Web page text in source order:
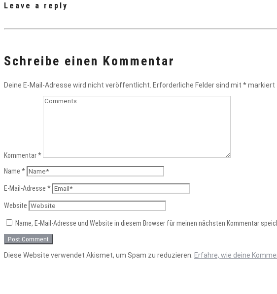
Leave a reply
Schreibe einen Kommentar
Deine E-Mail-Adresse wird nicht veröffentlicht. Erforderliche Felder sind mit *markiert
Kommentar*
Name *
E-Mail-Adresse *
Website
Name, E-Mail-Adresse und Website in diesem Browser für meinen nächsten Kommentar
Diese Website verwendet Akismet, um Spam zu reduzieren. Erfahre, wie deine